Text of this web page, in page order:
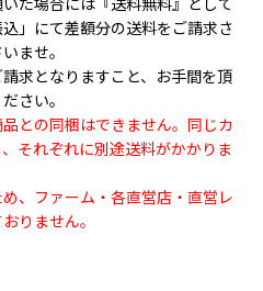
」にて差額分の送料をご請求さ
ませ。
求となりますこと、お手間を頂
さい。
との同梱はできません。同じカ
それぞれに別途送料がかかりま
、ファーム・各直営店・直営レ
りません。